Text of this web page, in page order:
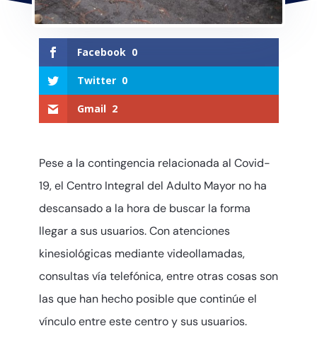
Facebook 0
Twitter 0
Gmail 2
Pese a la contingencia relacionada al Covid-
19, el Centro Integral del Adulto Mayor no ha
descansado a la hora de buscar la forma
llegar a sus usuarios. Con atenciones
kinesiológicas mediante videollamadas,
consultas vía telefónica, entre otras cosas son
las que han hecho posible que continúe el
vínculo entre este centro y sus usuarios.